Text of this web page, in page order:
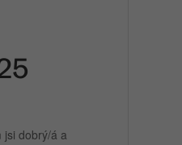
jsi dobrý/á a